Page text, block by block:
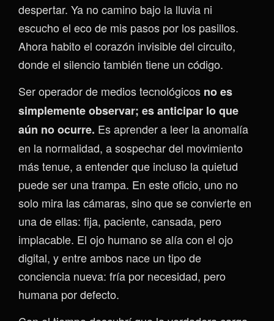
despertar. Ya no camino bajo la lluvia ni
escucho el eco de mis pasos por los pasillos.
Ahora habito el corazón invisible del circuito,
donde el silencio también tiene un código.
Ser operador de medios tecnológicos no es
simplemente observar; es anticipar lo que
aún no ocurre. Es aprender a leer la anomalía
en la normalidad, a sospechar del movimiento
más tenue, a entender que incluso la quietud
puede ser una trampa. En este oficio, uno no
solo mira las cámaras, sino que se convierte en
una de ellas: fija, paciente, cansada, pero
implacable. El ojo humano se alía con el ojo
digital, y entre ambos nace un tipo de
conciencia nueva: fría por necesidad, pero
humana por defecto.